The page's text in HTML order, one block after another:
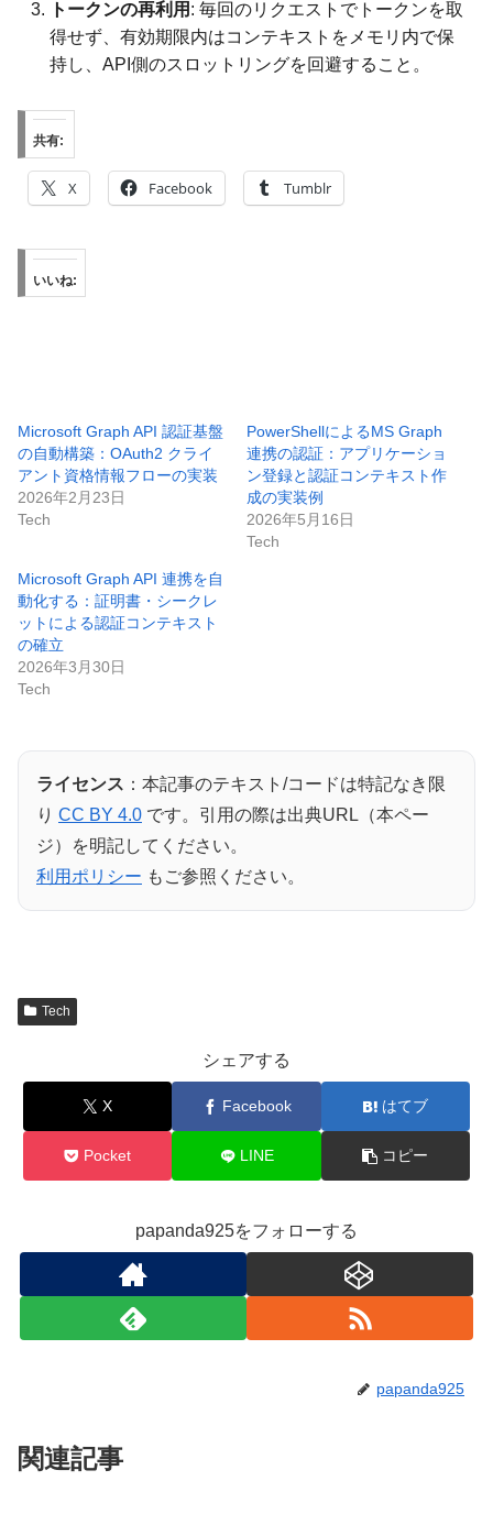
トークンの再利用 : 毎回のリクエストでトークンを取
得せず、有効期限内はコンテキストをメモリ内で保
持し、API側のスロットリングを回避すること。
共有:
X Facebook Tumblr
いいね:
Microsoft Graph API 認証基盤
の自動構築：OAuth2 クライ
アント資格情報フローの実装
2026年2月23日
Tech
PowerShellによるMS Graph
連携の認証：アプリケーショ
ン登録と認証コンテキスト作
成の実装例
2026年5月16日
Tech
Microsoft Graph API 連携を自
動化する：証明書・シークレ
ットによる認証コンテキスト
の確立
2026年3月30日
Tech
ライセンス ：本記事のテキスト/コードは特記なき限
り CC BY 4.0 です。引用の際は出典URL（本ペー
ジ）を明記してください。
利用ポリシー もご参照ください。
Tech
シェアする
X Facebook はてブ
Pocket LINE コピー
papanda925をフォローする
papanda925
関連記事